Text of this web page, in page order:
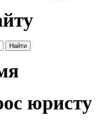
юристу